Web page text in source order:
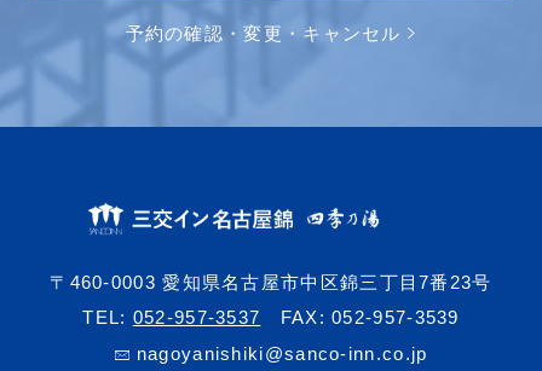
予約の確認・変更・キャンセル
〒460-0003 愛知県名古屋市中区錦三丁目7番23号
TEL: 052-957-3537
FAX: 052-957-3539
nagoyanishiki@sanco-inn.co.jp